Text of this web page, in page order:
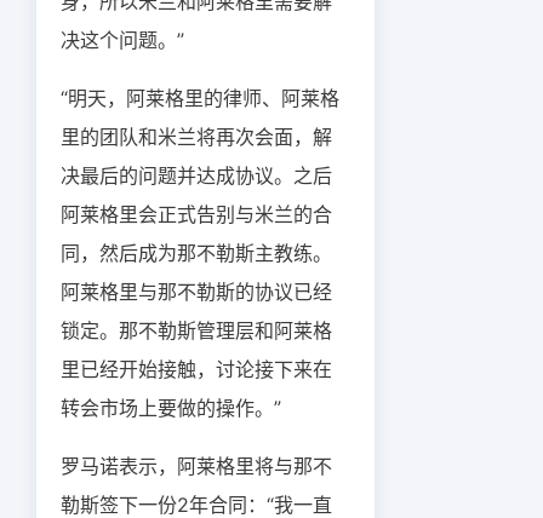
决这个问题。”
“明天，阿莱格里的律师、阿莱格
里的团队和米兰将再次会面，解
决最后的问题并达成协议。之后
阿莱格里会正式告别与米兰的合
同，然后成为那不勒斯主教练。
阿莱格里与那不勒斯的协议已经
锁定。那不勒斯管理层和阿莱格
里已经开始接触，讨论接下来在
转会市场上要做的操作。”
罗马诺表示，阿莱格里将与那不
勒斯签下一份2年合同：“我一直